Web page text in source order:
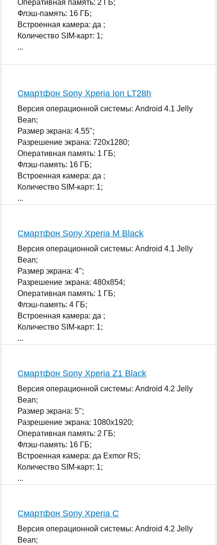
Оперативная память: 2 ГБ;
Флэш-память: 16 ГБ;
Встроенная камера: да ;
Количество SIM-карт: 1;
...
Смартфон Sony Xperia Ion LT28h
Версия операционной системы: Android 4.1 Jelly
Bean;
Размер экрана: 4.55";
Разрешение экрана: 720x1280;
Оперативная память: 1 ГБ;
Флэш-память: 16 ГБ;
Встроенная камера: да ;
Количество SIM-карт: 1;
...
Смартфон Sony Xperia M Black
Версия операционной системы: Android 4.1 Jelly
Bean;
Размер экрана: 4";
Разрешение экрана: 480x854;
Оперативная память: 1 ГБ;
Флэш-память: 4 ГБ;
Встроенная камера: да ;
Количество SIM-карт: 1;
...
Смартфон Sony Xperia Z1 Black
Версия операционной системы: Android 4.2 Jelly
Bean;
Размер экрана: 5";
Разрешение экрана: 1080x1920;
Оперативная память: 2 ГБ;
Флэш-память: 16 ГБ;
Встроенная камера: да Exmor RS;
Количество SIM-карт: 1;
...
Смартфон Sony Xperia C
Версия операционной системы: Android 4.2 Jelly
Bean;